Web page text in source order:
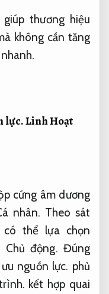
thương hiệu
không cần tăng
lực.Linh Hoạt
cứng âm dương
nhân. Theo sát
có thể lựa chọn
Chủ động. Đúng
nguồn lực. phủ
kết hợp quai